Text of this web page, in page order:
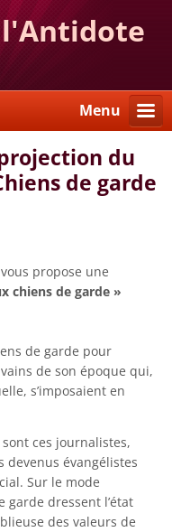
l'Antidote
Menu
du
de garde
propose une
chiens de garde »
de garde pour
de son époque qui,
s’imposaient en
ces journalistes,
évangélistes
Sur le mode
garde dressent l’état
des valeurs de